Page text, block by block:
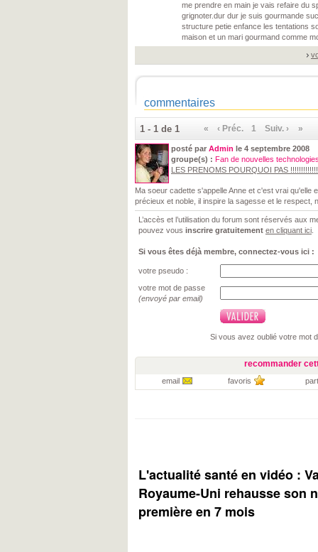
me prendre en main je vais refaire du
grignoter.dur dur je suis gourmande
structure petie enfance les tentations
maison et un mari gourmand comme
commentaires
1 - 1 de 1 « ‹ Préc. 1 Suiv. › »
posté par Admin le 4 septembre 2008
groupe(s) : Fan de nouvelles
LES PRENOMS POURQUOI PAS
Ma soeur cadette s'appelle Anne et c'est vrai qu'elle
précieux et noble, il inspire la sagesse et le respect,
L’accès et l’utilisation du forum sont réservés aux
pouvez vous inscrire gratuitement en cliquant ici
Si vous êtes déjà membre, connectez-vous ici :
votre pseudo :
votre mot de passe
(envoyé par email)
Si vous avez oublié votre mot
recommander
email favoris
L'actualité santé en vidéo :
Royaume-Uni rehausse son
première en 7 mois